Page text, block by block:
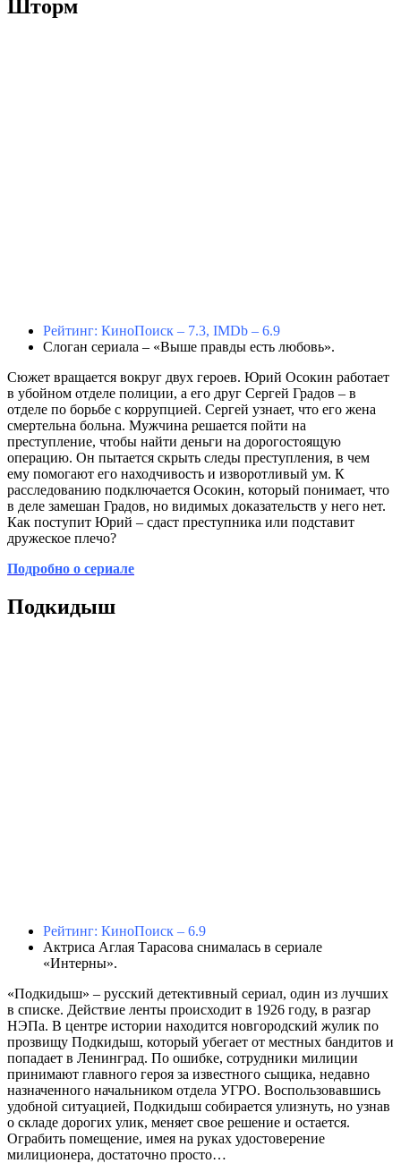
Шторм
Рейтинг: КиноПоиск – 7.3, IMDb – 6.9
Слоган сериала – «Выше правды есть любовь».
Сюжет вращается вокруг двух героев. Юрий Осокин работает
в убойном отделе полиции, а его друг Сергей Градов – в
отделе по борьбе с коррупцией. Сергей узнает, что его жена
смертельна больна. Мужчина решается пойти на
преступление, чтобы найти деньги на дорогостоящую
операцию. Он пытается скрыть следы преступления, в чем
ему помогают его находчивость и изворотливый ум. К
расследованию подключается Осокин, который понимает, что
в деле замешан Градов, но видимых доказательств у него нет.
Как поступит Юрий – сдаст преступника или подставит
дружеское плечо?
Подробно о сериале
Подкидыш
Рейтинг: КиноПоиск – 6.9
Актриса Аглая Тарасова снималась в сериале
«Интерны».
«Подкидыш» – русский детективный сериал, один из лучших
в списке. Действие ленты происходит в 1926 году, в разгар
НЭПа. В центре истории находится новгородский жулик по
прозвищу Подкидыш, который убегает от местных бандитов и
попадает в Ленинград. По ошибке, сотрудники милиции
принимают главного героя за известного сыщика, недавно
назначенного начальником отдела УГРО. Воспользовавшись
удобной ситуацией, Подкидыш собирается улизнуть, но узнав
о складе дорогих улик, меняет свое решение и остается.
Ограбить помещение, имея на руках удостоверение
милиционера, достаточно просто…